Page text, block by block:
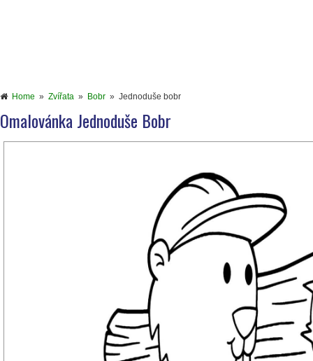
Home » Zvířata » Bobr » Jednoduše bobr
Omalovánka Jednoduše Bobr